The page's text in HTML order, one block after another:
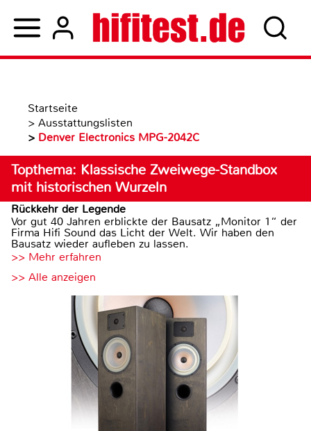
Startseite
> Ausstattungslisten
> Denver Electronics MPG-2042C
Topthema: Klassische Zweiwege-Standbox
mit historischen Wurzeln
Rückkehr der Legende
Vor gut 40 Jahren erblickte der Bausatz „Monitor 1“ der
Firma Hifi Sound das Licht der Welt. Wir haben den
Bausatz wieder aufleben zu lassen.
>> Mehr erfahren
>> Alle anzeigen